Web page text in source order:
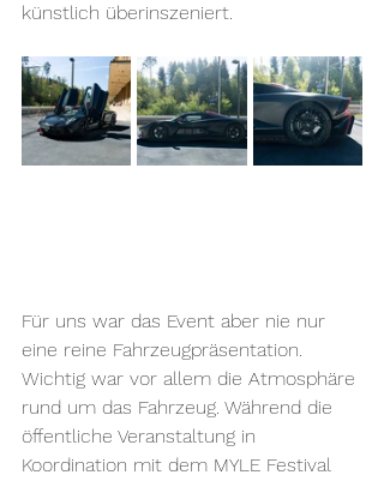
künstlich überinszeniert.
Für uns war das Event aber nie nur
eine reine Fahrzeugpräsentation.
Wichtig war vor allem die Atmosphäre
rund um das Fahrzeug. Während die
öffentliche Veranstaltung in
Koordination mit dem MYLE Festival